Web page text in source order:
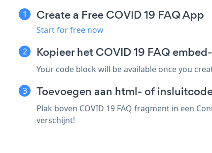
Create a Free COVID 19 FAQ App
Start for free now
Kopieer het COVID 19 FAQ
Your code block will be available once you
Toevoegen aan html- of
Plak boven COVID 19 FAQ fragment in een
verschijnt!